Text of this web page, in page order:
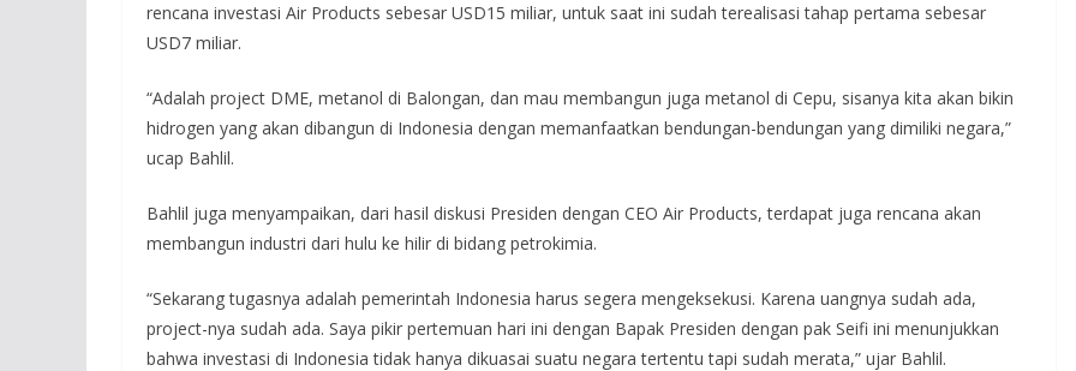
rencana investasi Air Products sebesar USD15 miliar, untuk saat ini sudah terealisasi tahap pertama sebesar
USD7 miliar.
“Adalah project DME, metanol di Balongan, dan mau membangun juga metanol di Cepu, sisanya kita akan bikin
hidrogen yang akan dibangun di Indonesia dengan memanfaatkan bendungan-bendungan yang dimiliki negara,”
ucap Bahlil.
Bahlil juga menyampaikan, dari hasil diskusi Presiden dengan CEO Air Products, terdapat juga rencana akan
membangun industri dari hulu ke hilir di bidang petrokimia.
“Sekarang tugasnya adalah pemerintah Indonesia harus segera mengeksekusi. Karena uangnya sudah ada,
project-nya sudah ada. Saya pikir pertemuan hari ini dengan Bapak Presiden dengan pak Seifi ini menunjukkan
bahwa investasi di Indonesia tidak hanya dikuasai suatu negara tertentu tapi sudah merata,” ujar Bahlil.